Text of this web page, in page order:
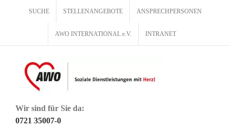
SUCHE STELLENANGEBOTE ANSPRECHPERSONEN
AWO INTERNATIONAL e.V. INTRANET
Wir sind für Sie da:
0721 35007-0